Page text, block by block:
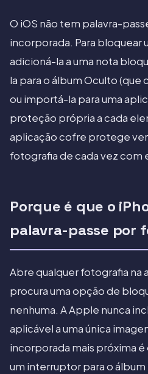
O iOS não tem palavra-
incorporada. Para bloquear
adicioná-la a uma nota
la para o álbum Oculto (que
ou importá-la para uma
proteção própria a cada
aplicação cofre protege
fotografia de cada vez com
Porque é que o
palavra-passe por
Abre qualquer fotografia na
procura uma opção de
nenhuma. A Apple nunca
aplicável a uma única
incorporada mais próxima
um interruptor para o álbum